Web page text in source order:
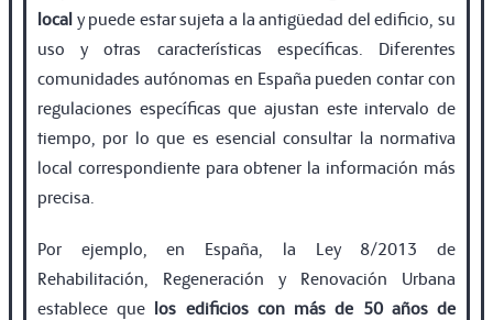
localy puede estar sujeta a la antigüedad del ediﬁcio, su
uso y otras características especíﬁcas. Diferentes
comunidades autónomas en España pueden contar con
regulaciones especíﬁcas que ajustan este intervalo de
tiempo, por lo que es esencial consultar la normativa
local correspondiente para obtener la información más
precisa.
Por ejemplo, en España, la Ley 8/2013 de
Rehabilitación, Regeneración y Renovación Urbana
establece que los ediﬁcios con más de 50 años de